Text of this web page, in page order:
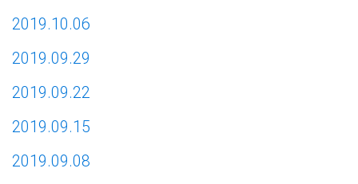
2019.10.06
2019.09.29
2019.09.22
2019.09.15
2019.09.08